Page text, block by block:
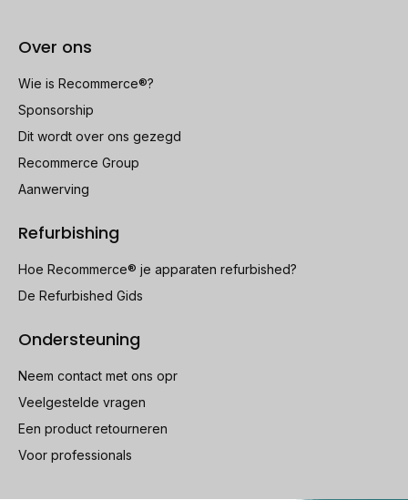
Over ons
Wie is Recommerce®?
Sponsorship
Dit wordt over ons gezegd
Recommerce Group
Aanwerving
Refurbishing
Hoe Recommerce® je apparaten refurbished?
De Refurbished Gids
Ondersteuning
Neem contact met ons opr
Veelgestelde vragen
Een product retourneren
Voor professionals